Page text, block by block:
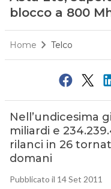
blocco a 800
Home Telco
Nell’undicesima
miliardi e
rilanci in 26
domani
Pubblicato il 14 Set 2011